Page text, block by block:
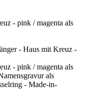
- pink / magenta als
- Haus mit Kreuz -
- pink / magenta als
als
- Made-in-